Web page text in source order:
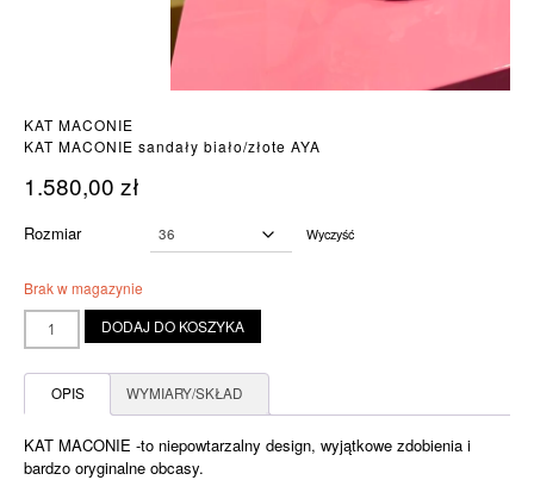
KAT MACONIE
KAT MACONIE sandały biało/złote AYA
1.580,00 zł
Rozmiar Wyczyść
Brak w magazynie
ilość
KAT
sandały
biało/złote
DODAJ DO KOSZYKA
OPIS WYMIARY/SKŁAD
KAT MACONIE -to niepowtarzalny design, wyjątkowe zdobienia i
bardzo oryginalne obcasy.